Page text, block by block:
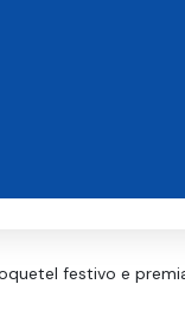
festivo e